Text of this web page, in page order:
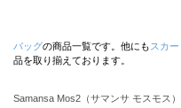
バッグの商品一覧です。他にも スカー
品を取り揃えております。
Samansa Mos2（サマンサ モスモス